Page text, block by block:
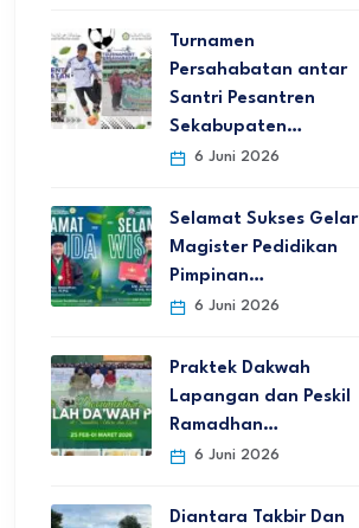
Turnamen
Persahabatan antar
Santri Pesantren
Sekabupaten…
6 Juni 2026
Selamat Sukses Gelar
Magister Pedidikan
Pimpinan…
6 Juni 2026
Praktek Dakwah
Lapangan dan Peskil
Ramadhan…
6 Juni 2026
Diantara Takbir Dan